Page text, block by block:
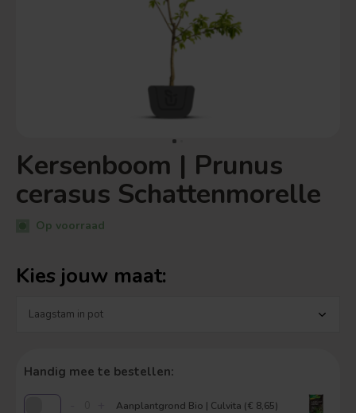
Kersenboom | Prunus
cerasus Schattenmorelle
Op voorraad
Kies jouw maat:
Handig mee te bestellen:
Aanplantgrond Bio | Culvita (€ 8,65)